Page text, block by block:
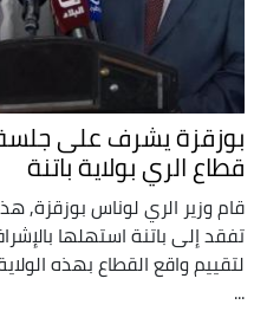
بوزقزة يشرف على
قطاع الري بولاية باتنة
قام وزير الري لوناس بوزقزة,
تفقد إلى باتنة استهلها
لتقييم واقع القطاع بهذه